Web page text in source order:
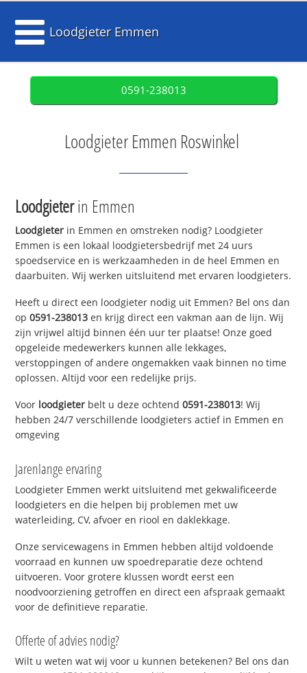
Loodgieter Emmen
0591-238013
Loodgieter Emmen Roswinkel
Loodgieterin Emmen
Loodgieter in Emmen en omstreken nodig? Loodgieter
Emmen is een lokaal loodgietersbedrijf met 24 uurs
spoedservice en is werkzaamheden in de heel Emmen en
daarbuiten. Wij werken uitsluitend met ervaren loodgieters.
Heeft u direct een loodgieter nodig uit Emmen? Bel ons dan
op0591-238013 en krijg direct een vakman aan de lijn. Wij
zijn vrijwel altijd binnen één uur ter plaatse! Onze goed
opgeleide medewerkers kunnen alle lekkages,
verstoppingen of andere ongemakken vaak binnen no time
oplossen. Altijd voor een redelijke prijs.
Voor loodgieter belt u deze ochtend0591-238013! Wij
hebben 24/7 verschillende loodgieters actief in Emmen en
omgeving
Jarenlange ervaring
Loodgieter Emmen werkt uitsluitend met gekwalificeerde
loodgieters en die helpen bij problemen met uw
waterleiding, CV, afvoer en riool en daklekkage.
Onze servicewagens in Emmen hebben altijd voldoende
voorraad en kunnen uw spoedreparatie deze ochtend
uitvoeren. Voor grotere klussen wordt eerst een
noodvoorziening getroffen en direct een afspraak gemaakt
voor de definitieve reparatie.
Offerte of advies nodig?
Wilt u weten wat wij voor u kunnen betekenen? Bel ons dan